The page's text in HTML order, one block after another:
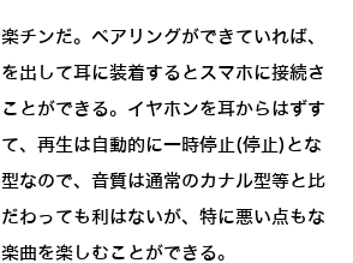
チンだ。ペアリングができていれば、
出して耳に装着するとスマホに接続さ
とができる。イヤホンを耳からはずす
、再生は自動的に一時停止(停止)とな
なので、音質は通常のカナル型等と比
わっても利はないが、特に悪い点もな
曲を楽しむことができる。